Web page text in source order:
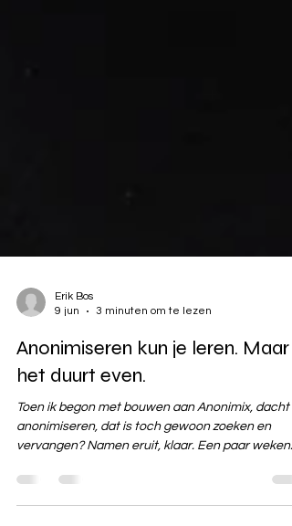
9 jun
3 minuten om te lezen
Anonimiseren kun je leren. Maar
het duurt even.
Toen ik begon met bouwen aan Anonimix, dacht
anonimiseren, dat is toch gewoon zoeken en
vervangen? Namen eruit, klaar. Een paar weken